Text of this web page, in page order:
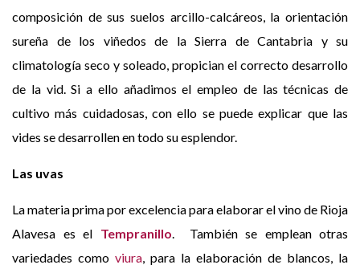
composición de sus suelos arcillo-calcáreos, la orientación
sureña de los viñedos de la Sierra de Cantabria y su
climatología seco y soleado, propician el correcto desarrollo
de la vid. Si a ello añadimos el empleo de las técnicas de
cultivo más cuidadosas, con ello se puede explicar que las
vides se desarrollen en todo su esplendor.
Las uvas
La materia prima por excelencia para elaborar el vino de Rioja
Alavesa es el Tempranillo. También se emplean otras
variedades como viura, para la elaboración de blancos, la